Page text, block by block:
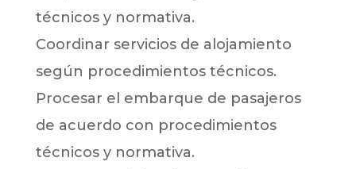
técnicos y normativa.
Coordinar servicios de alojamiento
según procedimientos técnicos.
Procesar el embarque de pasajeros
de acuerdo con procedimientos
técnicos y normativa.